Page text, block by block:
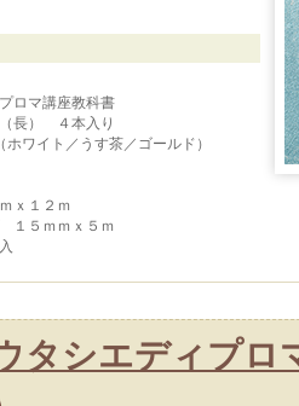
ロマ講座教科書
（長） ４本入り
ホワイト／うす茶／ゴールド）
ｘ１２ｍ
１５ｍｍｘ５ｍ
タシエディプロ